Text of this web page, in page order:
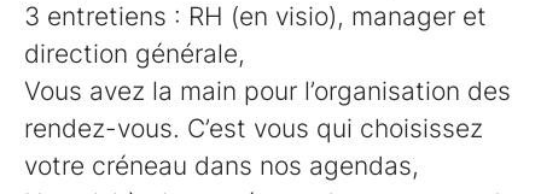
3 entretiens : RH (en visio), manager et
direction générale,
Vous avez la main pour l’organisation des
rendez-vous. C’est vous qui choisissez
votre créneau dans nos agendas,